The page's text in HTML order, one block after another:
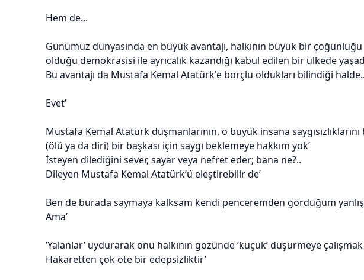
Hem de...
Günümüz dünyasında en büyük avantajı, halkının büyük bir
olduğu demokrasisi ile ayrıcalık kazandığı kabul edilen bir ülkede
Bu avantajı da Mustafa Kemal Atatürk'e borçlu oldukları bilindiği
Evet’
Mustafa Kemal Atatürk düşmanlarının, o büyük insana
(ölü ya da diri) bir başkası için saygı beklemeye hakkım yok’
İsteyen dilediğini sever, sayar veya nefret eder; bana ne?..
Dileyen Mustafa Kemal Atatürk’ü eleştirebilir de’
Ben de burada saymaya kalksam kendi penceremden gördüğüm
Ama’
’Yalanlar’ uydurarak onu halkının gözünde ’küçük’ düşürmeye çalışmak
Hakaretten çok öte bir edepsizliktir’